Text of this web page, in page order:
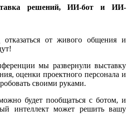
решений, ИИ-бот и ИИ-
от живого общения и
мы развернули выставку
оценки проектного персонала и
своими руками.
будет пообщаться с ботом, и
интеллект может решить вашу